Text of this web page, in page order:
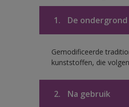
1. De ondergrond
Gemodificeerde
kunststoffen, die
2. Na gebruik